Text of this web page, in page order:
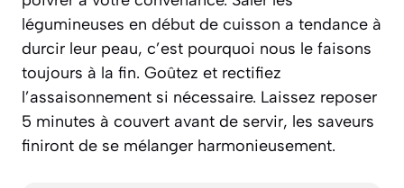
légumineuses en début de cuisson a tendance à
durcir leur peau, c’est pourquoi nous le faisons
toujours à la fin. Goûtez et rectifiez
l’assaisonnement si nécessaire. Laissez reposer
5 minutes à couvert avant de servir, les saveurs
finiront de se mélanger harmonieusement.